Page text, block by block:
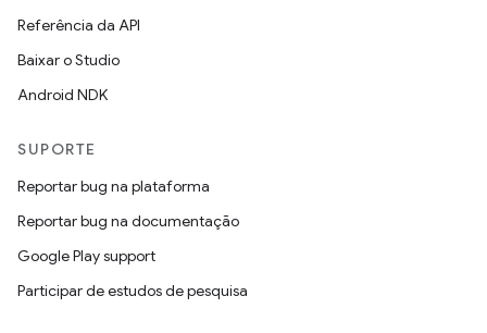
Referência da API
Baixar o Studio
Android NDK
SUPORTE
Reportar bug na plataforma
Reportar bug na documentação
Google Play support
Participar de estudos de pesquisa